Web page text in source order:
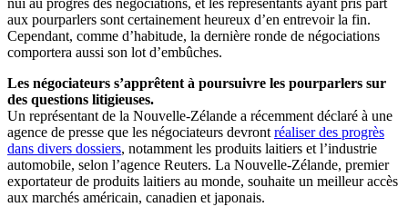
nui au progrès des négociations, et les représentants ayant pris part
aux pourparlers sont certainement heureux d’en entrevoir la fin.
Cependant, comme d’habitude, la dernière ronde de négociations
comportera aussi son lot d’embûches.
Les négociateurs s’apprêtent à poursuivre les pourparlers sur
des questions litigieuses.
Un représentant de la Nouvelle-Zélande a récemment déclaré à une
agence de presse que les négociateurs devrontréaliser des progrès
dans divers dossiers, notamment les produits laitiers et l’industrie
automobile, selon l’agence Reuters. La Nouvelle-Zélande, premier
exportateur de produits laitiers au monde, souhaite un meilleur accès
aux marchés américain, canadien et japonais.